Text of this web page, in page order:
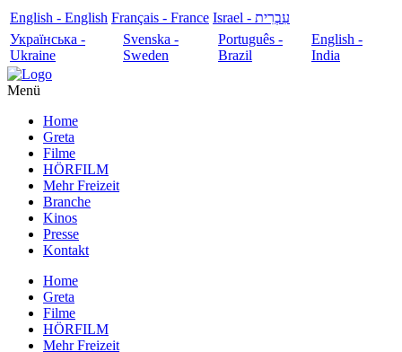
English - English Français - France
עִבְרִית - Israel
Українська -
Ukraine
Svenska -
Sweden
Português -
Brazil
English -
India
Menü
Home
Greta
Filme
HÖRFILM
Mehr Freizeit
Branche
Kinos
Presse
Kontakt
Home
Greta
Filme
HÖRFILM
Mehr Freizeit